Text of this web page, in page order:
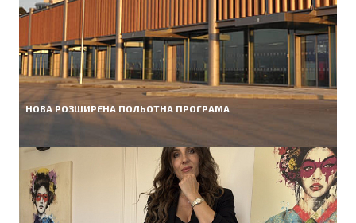
НОВА РОЗШИРЕНА ПОЛЬОТНА ПРОГРАМА